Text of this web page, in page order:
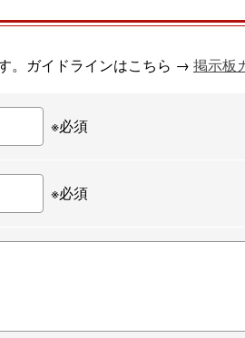
。ガイドラインはこちら → 掲示板
※必須
※必須